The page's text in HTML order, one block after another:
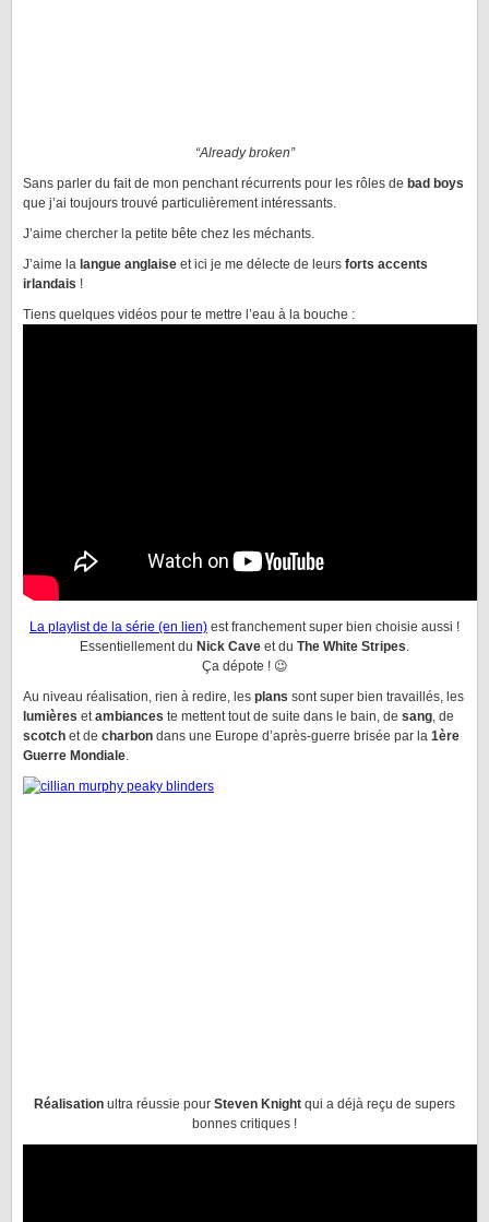
“Already broken”
Sans parler du fait de mon penchant récurrents pour les rôles de bad boys
que j’ai toujours trouvé particulièrement intéressants.
J’aime chercher la petite bête chez les méchants.
J’aime la langue anglaise et ici je me délecte de leurs forts accents
irlandais !
Tiens quelques vidéos pour te mettre l’eau à la bouche :
La playlist de la série (en lien) est franchement super bien choisie aussi !
Essentiellement du Nick Cave et du The White Stripes.
Ça dépote ! 😉
Au niveau réalisation, rien à redire, les plans sont super bien travaillés, les
lumières etambiances te mettent tout de suite dans le bain, de sang, de
scotch et de charbon dans une Europe d’après-guerre brisée par la 1ère
Guerre Mondiale.
Réalisation ultra réussie pour Steven Knight qui a déjà reçu de supers
bonnes critiques !